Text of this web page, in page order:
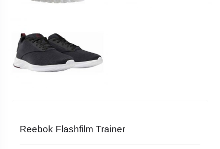
Reebok Flashfilm Trainer